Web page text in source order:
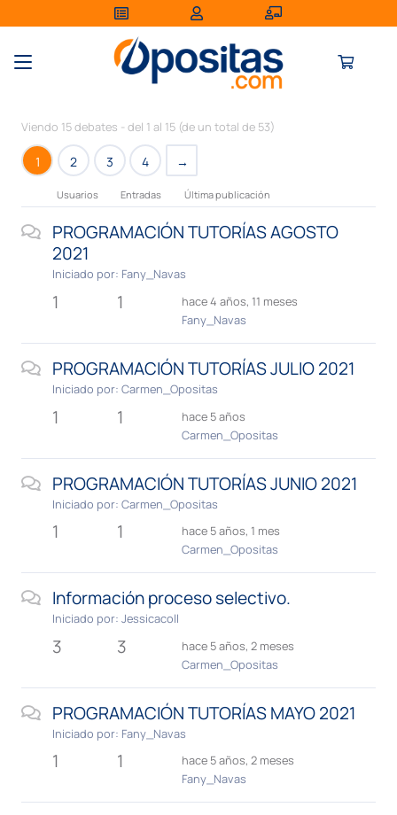
Viendo 15 debates - del 1 al 15 (de un total de 53)
1 2 3 4 →
Usuarios Entradas Última publicación
PROGRAMACIÓN TUTORÍAS AGOSTO
2021
Iniciado por: Fany_Navas
1 1
hace 4 años, 11 meses
Fany_Navas
PROGRAMACIÓN TUTORÍAS JULIO 2021
Iniciado por:Carmen_Opositas
1 1
hace 5 años
Carmen_Opositas
PROGRAMACIÓN TUTORÍAS JUNIO 2021
Iniciado por:Carmen_Opositas
1 1
hace 5 años, 1 mes
Carmen_Opositas
Información proceso selectivo.
Iniciado por:Jessicacoll
3 3
hace 5 años, 2 meses
Carmen_Opositas
PROGRAMACIÓN TUTORÍAS MAYO 2021
Iniciado por: Fany_Navas
1 1
hace 5 años, 2 meses
Fany_Navas